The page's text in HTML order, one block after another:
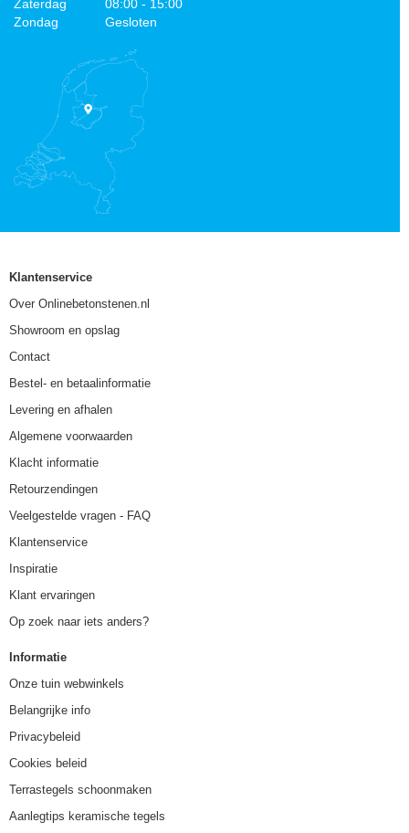
Zaterdag
08:00 - 15:00
Zondag
Gesloten
Klantenservice
Over Onlinebetonstenen.nl
Showroom en opslag
Contact
Bestel- en betaalinformatie
Levering en afhalen
Algemene voorwaarden
Klacht informatie
Retourzendingen
Veelgestelde vragen - FAQ
Klantenservice
Inspiratie
Klant ervaringen
Op zoek naar iets anders?
Informatie
Onze tuin webwinkels
Belangrijke info
Privacybeleid
Cookies beleid
Terrastegels schoonmaken
Aanlegtips keramische tegels